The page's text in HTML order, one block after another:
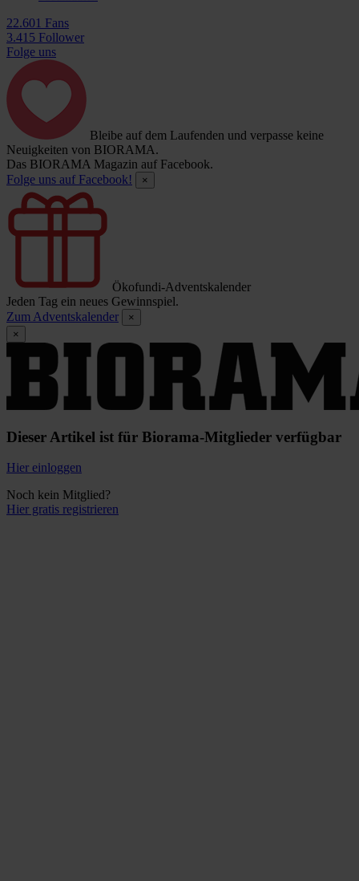
22.601 Fans
3.415 Follower
Folge uns
Bleibe auf dem Laufenden und verpasse keine
Neuigkeiten von BIORAMA.
Das BIORAMA Magazin auf Facebook.
Folge uns auf Facebook!
×
Ökofundi-Adventskalender
Jeden Tag ein neues Gewinnspiel.
Zum Adventskalender
×
×
Dieser Artikel ist für Biorama-Mitglieder verfügbar
Hier einloggen
Noch kein Mitglied?
Hier gratis registrieren